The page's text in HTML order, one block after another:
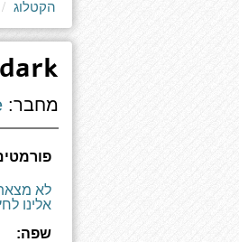
הקטלוג
מחבר:
לא
אלינו
שפה: